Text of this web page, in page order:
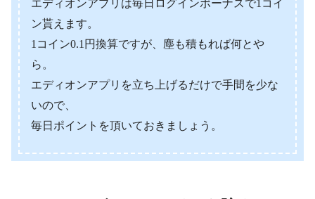
エディオンアプリは毎日ログインボーナスで1コイ
ン貰えます。
1コイン0.1円換算ですが、塵も積もれば何とや
ら。
エディオンアプリを立ち上げるだけで手間を少な
いので、
毎日ポイントを頂いておきましょう。